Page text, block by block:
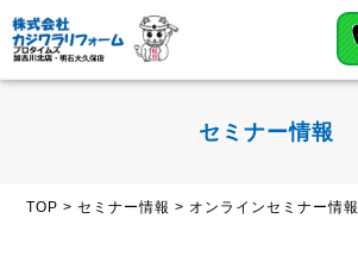
セミナー情報
TOP >セミナー情報 > オンラインセミナー情報